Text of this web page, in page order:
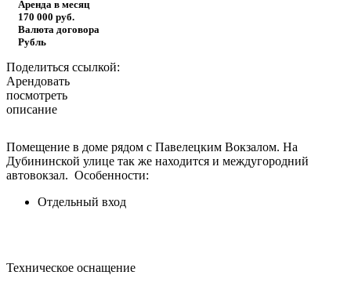
Аренда в месяц
170 000 руб.
Валюта договора
Рубль
Поделиться ссылкой:
Арендовать
посмотреть
описание
Помещение в доме рядом с Павелецким Вокзалом. На
Дубининской улице так же находится и междугородний
автовокзал. Особенности:
Отдельный вход
Техническое оснащение